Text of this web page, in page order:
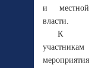
и местной
власти.
К
участникам
мероприятия